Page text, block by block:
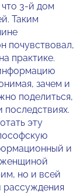
3-й дом
Таким
почувствовал,
практике.
зачем и
поделиться,
последствиях.
эту
и
но и всей
рассуждения